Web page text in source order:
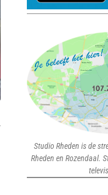
Studio Rheden is de
Rheden en Rozendaal.